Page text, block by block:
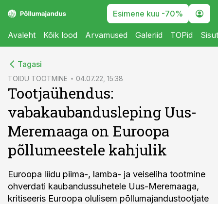
Esimene kuu -70%
Avaleht Kõik lood Arvamused Galeriid TOPid
Tagasi
TOIDU TOOTMINE 04.07.22, 15:38
Tootjaühendus:
vabakaubandusleping Uus-
Meremaaga on Euroopa
põllumeestele kahjulik
Euroopa liidu piima-, lamba- ja veiseliha tootmine
ohverdati kaubandussuhetele Uus-Meremaaga,
kritiseeris Euroopa olulisem põllumajandustootjate